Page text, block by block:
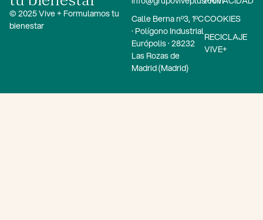
© 2025 Vive + Formulamos tu
bienestar
Calle Berna nº3, 1ºC
· Polígono Industrial
Európolis · 28232
Las Rozas de
Madrid (Madrid)
COOKIES
RECICLAJE
VIVE+